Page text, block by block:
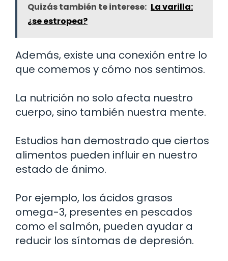
Quizás también te interese: La varilla:
¿se estropea?
Además, existe una conexión entre lo
que comemos y cómo nos sentimos.
La nutrición no solo afecta nuestro
cuerpo, sino también nuestra mente.
Estudios han demostrado que ciertos
alimentos pueden influir en nuestro
estado de ánimo.
Por ejemplo, los ácidos grasos
omega-3, presentes en pescados
como el salmón, pueden ayudar a
reducir los síntomas de depresión.